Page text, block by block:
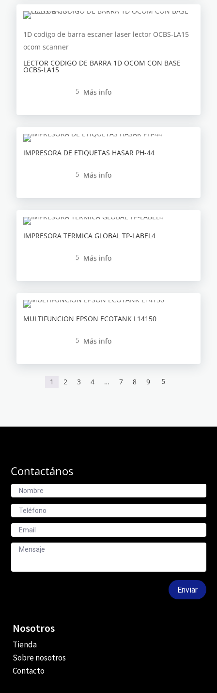
1D codigo de barra escaner laser lector OCBS-LA15
ocom scanner
LECTOR CODIGO DE BARRA 1D OCOM CON BASE
OCBS-LA15
5 Más info
IMPRESORA DE ETIQUETAS HASAR PH-44
5 Más info
IMPRESORA TERMICA GLOBAL TP-LABEL4
5 Más info
MULTIFUNCION EPSON ECOTANK L14150
5 Más info
1 2 3 4 … 7 8 9 5
Contactános
Enviar
Nosotros
Tienda
Sobre nosotros
Contacto